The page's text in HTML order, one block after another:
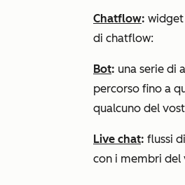
Chatflow: widget
di chatflow:
Bot: una serie di
percorso fino a
qualcuno del
Live chat: flussi
con i membri del